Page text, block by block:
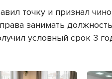
точку и признал
занимать
условный срок 3